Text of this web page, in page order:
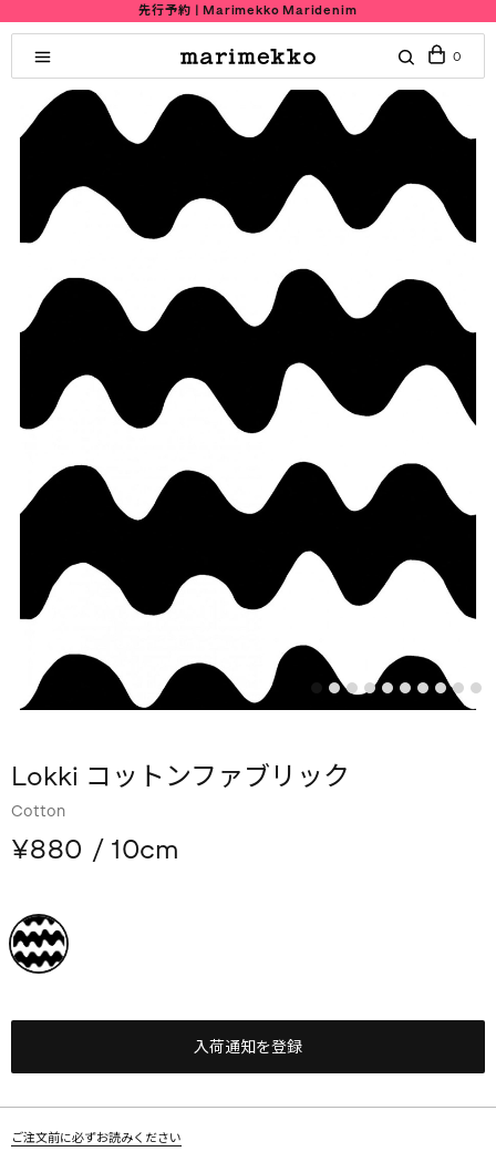
先行予約 | Marimekko Maridenim
0
Lokki コットンファブリック
Cotton
¥880 / 10cm
入荷通知を登録
ご注文前に必ずお読みください